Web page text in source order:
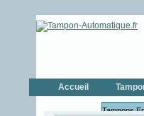
Accueil
Tampons